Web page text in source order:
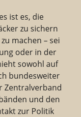
es ist es, die
zu sichern
machen – sei
oder in der
sowohl auf
bundes­weiter
Zentralverband
und den
zur Politik